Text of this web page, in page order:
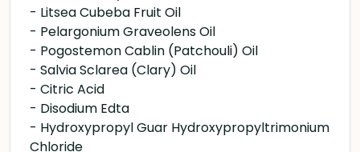
- Litsea Cubeba Fruit Oil
- Pelargonium Graveolens Oil
- Pogostemon Cablin (Patchouli) Oil
- Salvia Sclarea (Clary) Oil
- Citric Acid
- Disodium Edta
- Hydroxypropyl Guar Hydroxypropyltrimonium
Chloride